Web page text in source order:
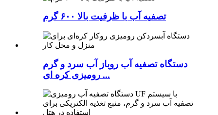
تصفیه آب با ظرفیت بالا ۶۰۰ گرم
دستگاه تصفیه آب روباز آب سرد و گرم
رومیزی کره ای ...